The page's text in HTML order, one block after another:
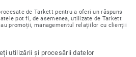
de Tarkett pentru a oferi un răspuns
pot fi, de asemenea, utilizate de Tarkett
promoții, managementul relațiilor cu clienții
utilizării și procesării datelor